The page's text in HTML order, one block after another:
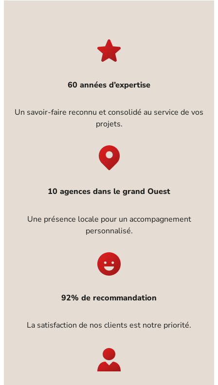
60 années d’expertise
Un savoir-faire reconnu et consolidé au service de vos
projets.
10 agences dans le grand Ouest
Une présence locale pour un accompagnement
personnalisé.
92% de recommandation
La satisfaction de nos clients est notre priorité.